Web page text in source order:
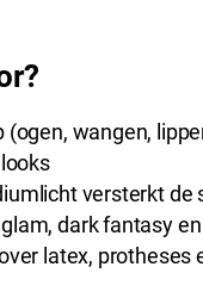
wangen,
versterkt de
dark fantasy
latex, protheses